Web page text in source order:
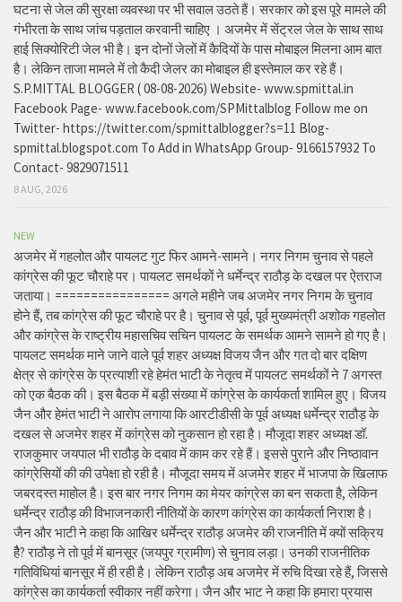
घटना से जेल की सुरक्षा व्यवस्था पर भी सवाल उठते हैं। सरकार को इस पूरे मामले की
गंभीरता के साथ जांच पड़ताल करवानी चाहिए । अजमेर में सेंट्रल जेल के साथ साथ
हाई सिक्योरिटी जेल भी है। इन दोनों जेलों में कैदियों के पास मोबाइल मिलना आम बात
है। लेकिन ताजा मामले में तो कैदी जेलर का मोबाइल ही इस्तेमाल कर रहे हैं।
S.P.MITTAL BLOGGER ( 08-08-2026) Website- www.spmittal.in
Facebook Page- www.facebook.com/SPMittalblog Follow me on
Twitter- https://twitter.com/spmittalblogger?s=11 Blog-
spmittal.blogspot.com To Add in WhatsApp Group- 9166157932 To
Contact- 9829071511
8 AUG, 2026
NEW
अजमेर में गहलोत और पायलट गुट फिर आमने-सामने। नगर निगम चुनाव से पहले
कांग्रेस की फूट चौराहे पर। पायलट समर्थकों ने धर्मेन्द्र राठौड़ के दखल पर ऐतराज
जताया। ================ अगले महीने जब अजमेर नगर निगम के चुनाव
होने हैं, तब कांग्रेस की फूट चौराहे पर है। चुनाव से पूर्व, पूर्व मुख्यमंत्री अशोक गहलोत
और कांग्रेस के राष्ट्रीय महासचिव सचिन पायलट के समर्थक आमने सामने हो गए है।
पायलट समर्थक माने जाने वाले पूर्व शहर अध्यक्ष विजय जैन और गत दो बार दक्षिण
क्षेत्र से कांग्रेस के प्रत्याशी रहे हेमंत भाटी के नेतृत्व में पायलट समर्थकों ने 7 अगस्त
को एक बैठक की। इस बैठक में बड़ी संख्या में कांग्रेस के कार्यकर्ता शामिल हुए। विजय
जैन और हेमंत भाटी ने आरोप लगाया कि आरटीडीसी के पूर्व अध्यक्ष धर्मेन्द्र राठौड़ के
दखल से अजमेर शहर में कांग्रेस को नुकसान हो रहा है। मौजूदा शहर अध्यक्ष डॉ.
राजकुमार जयपाल भी राठौड़ के दबाव में काम कर रहे हैं। इससे पुराने और निष्ठावान
कांग्रेसियों की की उपेक्षा हो रही है। मौजूदा समय में अजमेर शहर में भाजपा के खिलाफ
जबरदस्त माहोल है। इस बार नगर निगम का मेयर कांग्रेस का बन सकता है, लेकिन
धर्मेन्द्र राठौड़ की विभाजनकारी नीतियों के कारण कांग्रेस का कार्यकर्ता निराश है।
जैन और भाटी ने कहा कि आखिर धर्मेन्द्र राठौड़ अजमेर की राजनीति में क्यों सक्रिय
हैै? राठौड़ ने तो पूर्व में बानसूर (जयपुर ग्रामीण) से चुनाव लड़ा। उनकी राजनीतिक
गतिविधियां बानसूर में ही रही है। लेकिन राठौड़ अब अजमेर में रुचि दिखा रहे हैं, जिससे
कांग्रेस का कार्यकर्ता स्वीकार नहीं करेगा। जैन और भाट ने कहा कि हमारा प्रयास